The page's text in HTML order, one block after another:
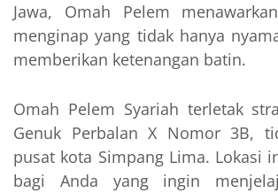
Jawa, Omah Pelem
menginap yang tidak hanya
memberikan ketenangan batin.
Omah Pelem Syariah terletak
Genuk Perbalan X Nomor 3B,
pusat kota Simpang Lima. Lokasi
bagi Anda yang ingin